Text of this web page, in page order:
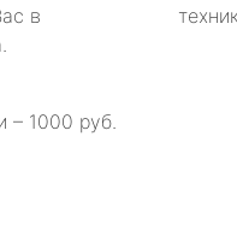
в
– 1000 руб.